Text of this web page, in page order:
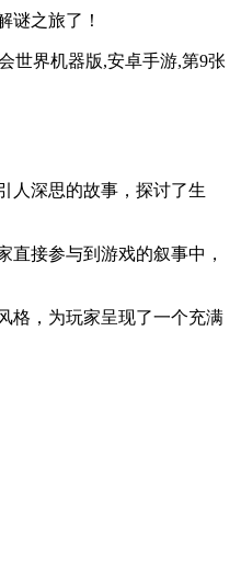
谜之旅了！
人深思的故事，探讨了生
直接参与到游戏的叙事中，
格，为玩家呈现了一个充满